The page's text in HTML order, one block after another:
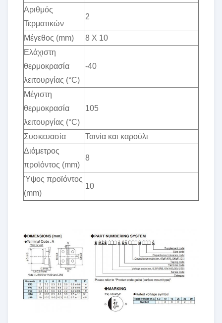
Αριθμός
Τερματικών
2
Μέγεθος (mm)
8 Χ 10
Ελάχιστη
θερμοκρασία
λειτουργίας (°C)
-40
Μέγιστη
θερμοκρασία
λειτουργίας (°C)
105
Συσκευασία
Ταινία και καρούλι
Διάμετρος
προϊόντος (mm)
8
Ύψος προϊόντος
(mm)
10